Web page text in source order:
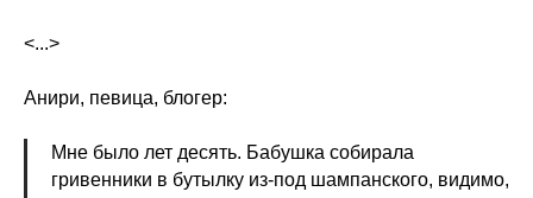
<...>
Анири, певица, блогер:
Мне было лет десять. Бабушка собирала
гривенники в бутылку из-под шампанского, видимо,